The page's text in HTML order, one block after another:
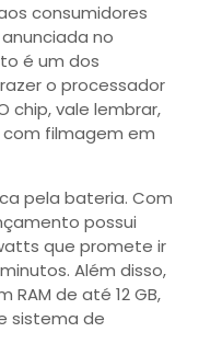
consumidores
anunciada no
é um dos
o processador
chip, vale lembrar,
filmagem em
pela bateria. Com
possui
que promete ir
Além disso,
de até 12 GB,
sistema de